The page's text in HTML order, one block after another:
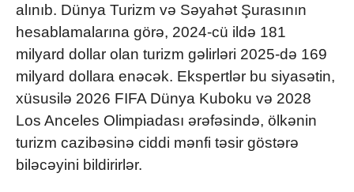
alınıb. Dünya Turizm və Səyahət Şurasının
hesablamalarına görə, 2024-cü ildə 181
milyard dollar olan turizm gəlirləri 2025-də 169
milyard dollara enəcək. Ekspertlər bu siyasətin,
xüsusilə 2026 FIFA Dünya Kuboku və 2028
Los Anceles Olimpiadası ərəfəsində, ölkənin
turizm cazibəsinə ciddi mənfi təsir göstərə
biləcəyini bildirirlər.